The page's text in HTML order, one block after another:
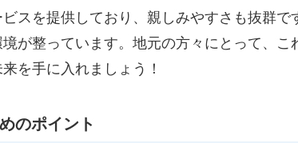
スを提供しており、親しみやすさも抜群
が整っています。地元の方々にとって、
を手に入れましょう！
のポイント